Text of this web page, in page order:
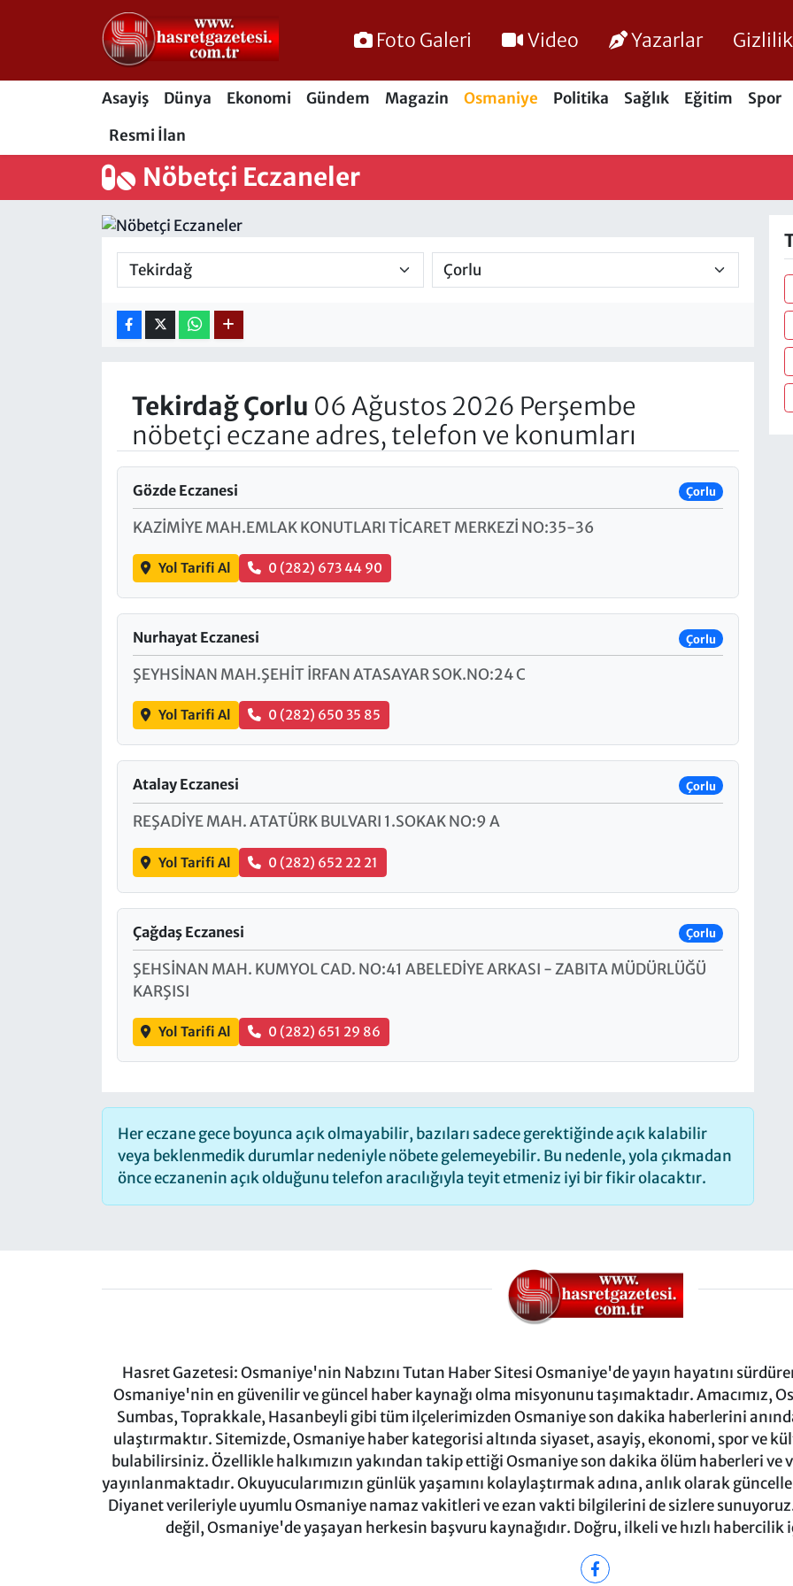
Foto Galeri Video Yazarlar
Asayiş Dünya Ekonomi Gündem Magazin Osmaniye Politika Sağlık Eğitim Spor
Resmi İlan
Nöbetçi Eczaneler
TekirdağÇorlu 06 Ağustos 2026 Perşembe
nöbetçi eczane adres, telefon ve konumları
Gözde Eczanesi Çorlu
KAZİMİYE MAH.EMLAK KONUTLARI TİCARET MERKEZİ NO:35-36
Yol Tarifi Al 0 (282) 673 44 90
Nurhayat Eczanesi Çorlu
ŞEYHSİNAN MAH.ŞEHİT İRFAN ATASAYAR SOK.NO:24 C
Yol Tarifi Al 0 (282) 650 35 85
Atalay Eczanesi Çorlu
REŞADİYE MAH. ATATÜRK BULVARI 1.SOKAK NO:9 A
Yol Tarifi Al 0 (282) 652 22 21
Çağdaş Eczanesi Çorlu
ŞEHSİNAN MAH. KUMYOL CAD. NO:41 ABELEDİYE ARKASI - ZABITA MÜDÜRLÜĞÜ
KARŞISI
Yol Tarifi Al 0 (282) 651 29 86
Her eczane gece boyunca açık olmayabilir, bazıları sadece gerektiğinde açık kalabilir
veya beklenmedik durumlar nedeniyle nöbete gelemeyebilir. Bu nedenle, yola çıkmadan
önce eczanenin açık olduğunu telefon aracılığıyla teyit etmeniz iyi bir fikir olacaktır.
Hasret Gazetesi: Osmaniye'nin Nabzını Tutan Haber Sitesi Osmaniye'de yayın hayatını
Osmaniye'nin en güvenilir ve güncel haber kaynağı olma misyonunu taşımaktadır. Amacımız,
Sumbas, Toprakkale, Hasanbeyli gibi tüm ilçelerimizden Osmaniye son dakika haberlerini
ulaştırmaktır. Sitemizde, Osmaniye haber kategorisi altında siyaset, asayiş, ekonomi, spor ve
bulabilirsiniz. Özellikle halkımızın yakından takip ettiği Osmaniye son dakika ölüm haberleri ve
yayınlanmaktadır. Okuyucularımızın günlük yaşamını kolaylaştırmak adına, anlık olarak
Diyanet verileriyle uyumlu Osmaniye namaz vakitleri ve ezan vakti bilgilerini de sizlere
değil, Osmaniye'de yaşayan herkesin başvuru kaynağıdır. Doğru, ilkeli ve hızlı
Osmaniye Nöbetçi Eczaneler
Osmaniye Hava Durumu
Osmaniye Trafik Yoğunluk Haritası
Süper Lig Puan Durumu ve Fikstür
Tüm Manşetler
Son Dakika Haberleri
Haber Arşivi